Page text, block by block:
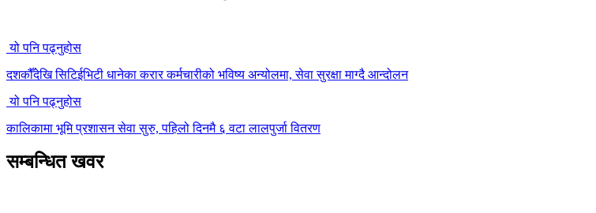
यो पनि पढ्नुहोस
दशकौँदेखि सिटिईभिटी धानेका करार कर्मचारीको भविष्य अन्योलमा, सेवा सुरक्षा माग्दै आन्दोलन
यो पनि पढ्नुहोस
कालिकामा भूमि प्रशासन सेवा सुरु, पहिलो दिनमै ६ वटा लालपुर्जा वितरण
सम्बन्धित खवर